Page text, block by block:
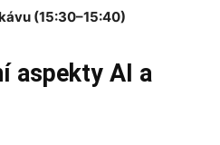
(15:30–15:40)
aspekty AI a